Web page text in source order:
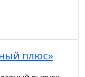
плюс»